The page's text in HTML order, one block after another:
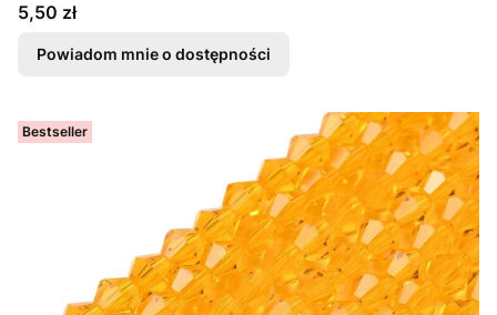
Cena
5,50 zł
Powiadom mnie o dostępności
Bestseller